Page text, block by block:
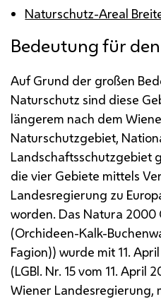
Naturschutz-Areal
Bedeutung für
Auf Grund der großen
Naturschutz sind diese
längerem nach dem
Naturschutzgebiet,
Landschaftsschutzgebiet
die vier Gebiete mittels
Landesregierung zu
worden. Das Natura 2000
(Orchideen-Kalk-
Fagion)) wurde mit 11.
(LGBl. Nr. 15 vom 11. April
Wiener Landesregierung,